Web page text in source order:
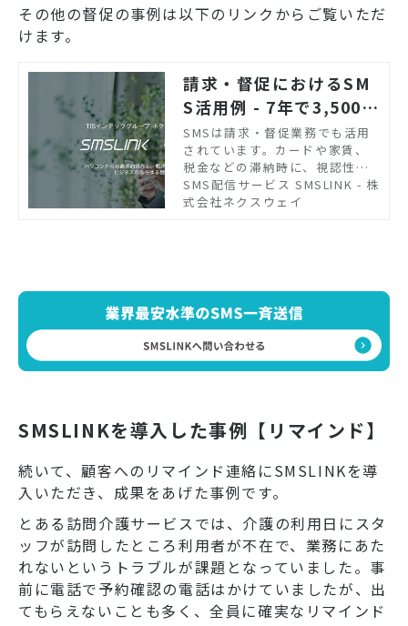
その他の督促の事例は以下のリンクからご覧いただ
けます。
請求・督促におけるSM
S活用例 - 7年で3,500社
超の導入実績｜SMS配
信サービス SMSLINK
SMSは請求・督促業務でも活用
されています。カードや家賃、
税金などの滞納時に、視認性の
高いSMSで連絡することで、回
収率UPにつなげられます。
SMS配信サービス SMSLINK - 株
式会社ネクスウェイ
SMSLINKを導入した事例【リマインド】
続いて、顧客へのリマインド連絡にSMSLINKを導
入いただき、成果をあげた事例です。
とある訪問介護サービスでは、介護の利用日にスタ
ッフが訪問したところ利用者が不在で、業務にあた
れないというトラブルが課題となっていました。事
前に電話で予約確認の電話はかけていましたが、出
てもらえないことも多く、全員に確実なリマインド